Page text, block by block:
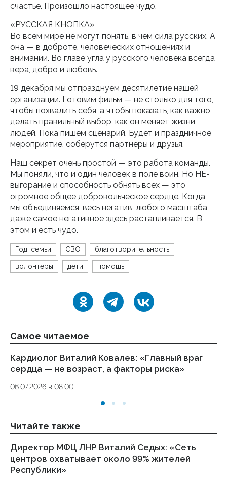
счастье. Произошло настоящее чудо.
«РУССКАЯ КНОПКА»
Во всем мире не могут понять, в чем сила русских. А
она — в доброте, человеческих отношениях и
внимании. Во главе угла у русского человека всегда
вера, добро и любовь.
19 декабря мы отпразднуем десятилетие нашей
организации. Готовим фильм — не столько для того,
чтобы похвалить себя, а чтобы показать, как важно
делать правильный выбор, как он меняет жизни
людей. Пока пишем сценарий. Будет и праздничное
мероприятие, соберутся партнеры и друзья.
Наш секрет очень простой — это работа команды.
Мы поняли, что и один человек в поле воин. Но НЕ-
выгорание и способность обнять всех — это
огромное общее добровольческое сердце. Когда
мы объединяемся, весь негатив, любого масштаба,
даже самое негативное здесь растапливается. В
этом и есть чудо.
Год_семьи СВО благотворительность
волонтеры дети помощь
Самое читаемое
Кардиолог Виталий Ковалев: «Главный враг
сердца — не возраст, а факторы риска»
06.07.2026 в 08:00
Читайте также
Директор МФЦ ЛНР Виталий Седых: «Сеть
центров охватывает около 99% жителей
Республики»